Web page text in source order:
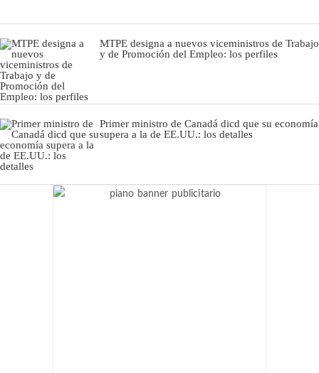
MTPE designa a nuevos viceministros de Trabajo
y de Promoción del Empleo: los perfiles
Primer ministro de Canadá dicd que su economía
supera a la de EE.UU.: los detalles